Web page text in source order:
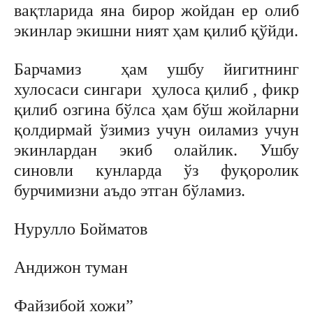
вақтларида яна бирор жойдан ер олиб
экинлар экишни ният ҳам қилиб қўйди.
Барчамиз ҳам ушбу йигитнинг
хулосаси сингари ҳулоса қилиб , фикр
қилиб озгина бўлса ҳам бўш жойларни
қолдирмай ўзимиз учун оиламиз учун
экинлардан экиб олайлик. Ушбу
синовли кунларда ўз фуқоролик
бурчимизни аъдо этган бўламиз.
Нурулло Бойматов
Андижон туман
Файзибой хожи”